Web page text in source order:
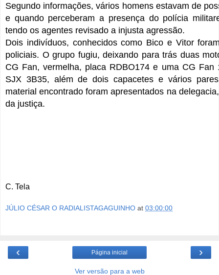
Segundo informações, vários homens estavam de
e quando perceberam a presença do polícia
tendo os agentes revisado a injusta agressão.
Dois indivíduos, conhecidos como Bico e Vitor
policiais. O grupo fugiu, deixando para trás duas
CG Fan, vermelha, placa RDBO174 e uma CG Fan
SJX 3B35, além de dois capacetes e vários
material encontrado foram apresentados na
da justiça.
C. Tela
JÚLIO CÉSAR O RADIALISTAGAGUINHO at 03:00:00
‹ ›
Página inicial
Ver versão para a web